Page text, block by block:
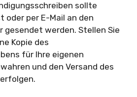
sollte
oder per E-Mail an den
gesendet werden. Stellen Sie
Kopie des
für Ihre eigenen
und den Versand des